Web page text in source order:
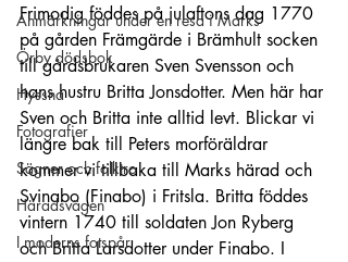
Anmärkningar under en resa i Marks
Örby dödsbok
Hyssna
Fotografier
Sägner och folktro
Häradsvägen
I moderns fotspår
Frimodig föddes på julaftons dag 1770
på gården Främgärde i Brämhult socken
till gårdsbrukaren Sven Svensson och
hans hustru Britta Jonsdotter. Men här har
Sven och Britta inte alltid levt. Blickar vi
längre bak till Peters morföräldrar
kommer vi tillbaka till Marks härad och
Svinabo (Finabo) i Fritsla. Britta föddes
vintern 1740 till soldaten Jon Ryberg
och Britta Larsdotter under Finabo. I